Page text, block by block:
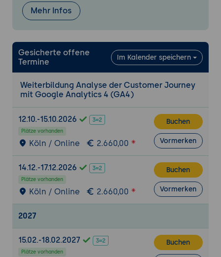
Journey
Implementierung von
Anpassung von Attributionsmodellen in
GA4 zur korrekten Zuordnung von
Conversions
Einführung in das Lookback Window und
seine Auswirkungen auf die Customer
Journey-Analyse
Fallstudien und Best Practices zur
Customer Journey-Optimierung
Mehr Infos
Gesicherte offene
Termine
Im Kalender speichern
Weiterbildung Analyse der Customer Journey
mit Google Analytics 4 (GA4)
12.10.-15.10.2026
Plätze vorhanden
Köln / Online 2.660,00
Buchen
Vormerken
14.12.-17.12.2026
Plätze vorhanden
Köln / Online 2.660,00
Buchen
Vormerken
2027
15.02.-18.02.2027
Plätze vorhanden
Buchen